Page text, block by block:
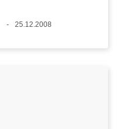
25.12.2008